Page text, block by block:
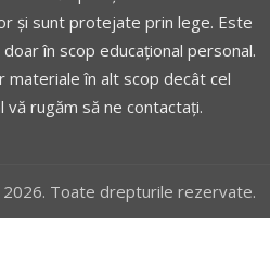
și sunt protejate prin lege. Este
în scop educațional personal.
în alt scop decât cel
vă rugăm să ne contactați.
Toate drepturile rezervate.